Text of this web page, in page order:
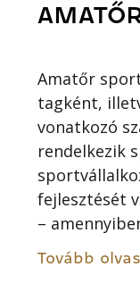
Amatőr
tagként,
vonatkozó
rendelkezik
fejlesztését
–
Tovább